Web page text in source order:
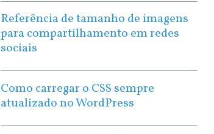
Referência de tamanho de imagens
para compartilhamento em redes
sociais
Como carregar o CSS sempre
atualizado no WordPress